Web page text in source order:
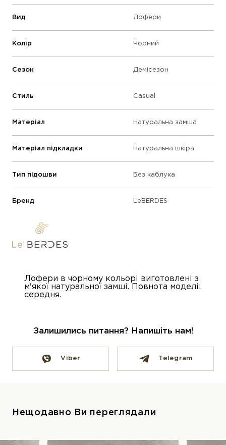
Вид Лофери
Колір Чорний
Сезон Демісезон
Стиль Casual
Матеріал Натуральна замша
Матеріал підкладки Натуральна шкіра
Тип підошви Без каблука
Бренд LeBERDES
Лофери в чорному кольорі виготовлені з
м'якої натуральної замші. Повнота моделі:
середня.
Залишились питання? Напишіть нам!
Viber Telegram
Нещодавно Ви переглядали